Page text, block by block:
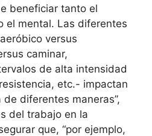
beneficiar tanto el
el mental. Las diferentes
versus
caminar,
de alta intensidad
etc.- impactan
diferentes maneras”,
del trabajo en la
que, “por ejemplo,